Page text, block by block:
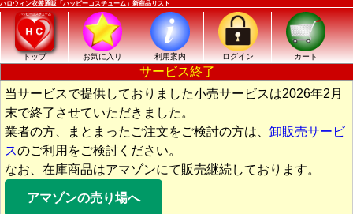
ハロウィン衣装通販「ハッピーコスチューム」新商品リスト
トップ お気に入り 利用案内 ログイン カート
サービス終了
当サービスで提供しておりました小売サービスは2026年2月
末で終了させていただきました。
業者の方、まとまったご注文をご検討の方は、 卸販売サービ
スのご利用をご検討ください。
なお、在庫商品はアマゾンにて販売継続しております。
アマゾンの売り場へ